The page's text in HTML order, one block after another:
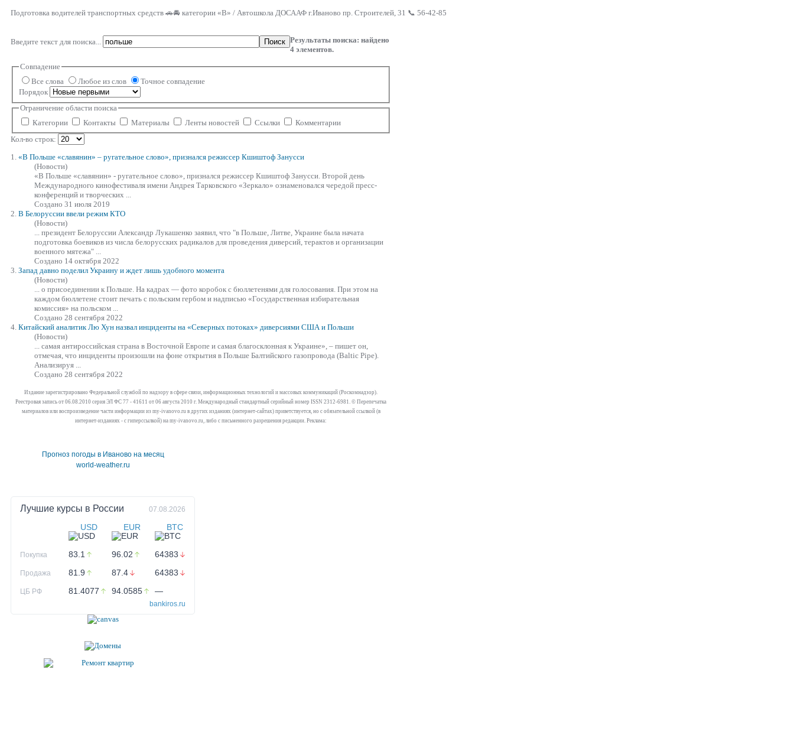
Подготовка водителей транспортных средств 🚗🚘 категории «В» / Автошкола ДОСААФ г.Иваново пр. Строителей, 31 📞 56-42-85
Введите текст для поиска... Поиск Результаты поиска: найдено
4 элементов.
Совпадение
Все слова
Любое из слов
Точное совпадение
Порядок
Ограничение области поиска
Категории
Контакты Материалы Ленты новостей Ссылки
Комментарии
Кол-во строк:
1. «В Польше «славянин» – ругательное слово», признался режиссер Кшиштоф Занусси
(Новости)
«В Польше «славянин» - ругательное слово», признался режиссер Кшиштоф Занусси. Второй день
Международного кинофестиваля имени Андрея Тарковского «Зеркало» ознаменовался чередой пресс-
конференций и творческих ...
Создано 31 июля 2019
2. В Белоруссии ввели режим КТО
(Новости)
... президент Белоруссии Александр Лукашенко заявил, что "в Польше , Литве, Украине была начата
подготовка боевиков из числа белорусских радикалов для проведения диверсий, терактов и организации
военного мятежа" ...
Создано 14 октября 2022
3. Запад давно поделил Украину и ждет лишь удобного момента
(Новости)
... о присоединении к Польше . На кадрах — фото коробок с бюллетенями для голосования. При этом на
каждом бюллетене стоит печать с польским гербом и надписью «Государственная избирательная
комиссия» на польском ...
Создано 28 сентября 2022
4. Китайский аналитик Лю Хун назвал инциденты на «Северных потоках» диверсиями США и Польши
(Новости)
... самая антироссийская страна в Восточной Европе и самая благосклонная к Украине», – пишет он,
отмечая, что инциденты произошли на фоне открытия в Польше Балтийского газопровода (Baltic Pipe).
Анализируя ...
Создано 28 сентября 2022
Издание зарегистрировано Федеральной службой по надзору в сфере связи, информационных технологий и массовых коммуникаций (Роскомнадзор).
Реестровая запись от 06.08.2010 серия ЭЛ ФС 77 - 41611 от 06 августа 2010 г. Международный стандартный серийный номер ISSN 2312-6981. © Перепечатка
материалов или воспроизведение части информации из my-ivanovo.ru в других изданиях (интернет-сайтах) приветствуется, но с обязательной ссылкой (в
интернет-изданиях - с гиперссылкой) на my-ivanovo.ru, либо с письменного разрешения редакции. Реклама:
Прогноз погоды в Иваново на месяц
world-weather.ru
Лучшие курсы в России 07.08.2026
USD EUR BTC
Покупка 83.1 96.02 64383
Продажа 81.9 87.4 64383
ЦБ РФ 81.4077 94.0585 —
bankiros.ru